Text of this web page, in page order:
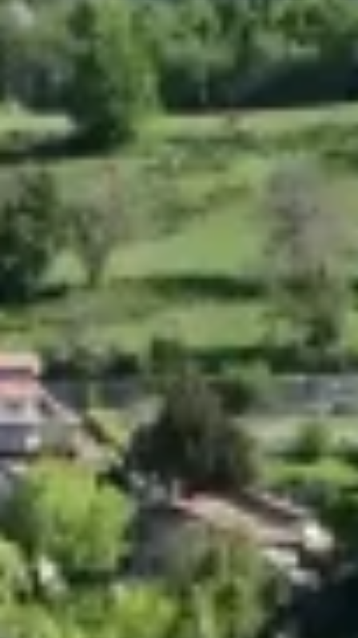
Nous
contacter
Toute l’équipe d’Auril est à votre disposition pour vous
accompagner tout au long de votre projet immobilier.
41 av. François Mitterrand
38500 VOIRON
+33(0)4.58.09.05.00